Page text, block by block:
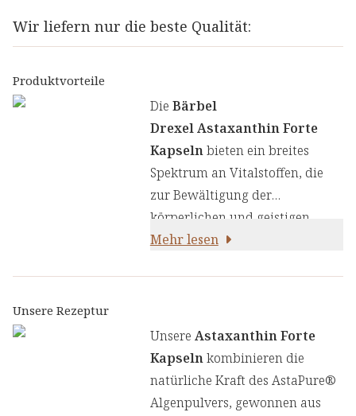
Wir liefern nur die beste Qualität:
Produktvorteile
Die Bärbel
Drexel Astaxanthin Forte
Kapselnbieten ein breites
Spektrum an Vitalstoffen, die
zur Bewältigung der
körperlichen und geistigen
Herausforderungen des Alltags
entscheidende Rolle für unseren
Energiestoffwechsel spielt
[1] und hochwertige Extrakte
aus Guarana und Hibiskus:
Mehr lesen
Unsere Rezeptur
Unsere Astaxanthin Forte
Kapselnkombinieren die
natürliche Kraft des AstaPure®
Algenpulvers, gewonnen aus